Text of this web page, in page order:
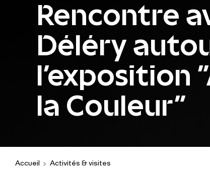
Rencontre
Déléry
l'exposition
la Couleur"
Accueil Activités & visites